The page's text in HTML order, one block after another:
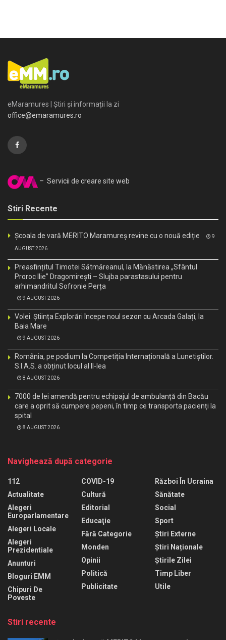
eMaramures | Știri și informații la zi
office@emaramures.ro
– Servicii de creare site web
Stiri Recente
Școala de vară MERITO Maramureș revine cu o nouă ediție 9
AUGUST 2026
Preasfințitul Timotei Sătmăreanul, la Mănăstirea „Sfântul
Proroc Ilie” Dragomirești – Slujba parastasului pentru
arhimandritul Sofronie Perța
9 AUGUST 2026
Volei. Știința Explorări începe noul sezon cu Arcada Galați, la
Baia Mare
9 AUGUST 2026
România, pe podium la Competiția Internațională a Lunetiștilor.
S.I.A.S. a obținut locul al II-lea
8 AUGUST 2026
7000 de lei amendă pentru echipajul de ambulanță din Bacău
care a oprit să cumpere pepeni, în timp ce transporta pacienți la
spital
8 AUGUST 2026
Navighează după categorie
112
Actualitate
Alegeri
Europarlamentare
Alegeri Locale
Alegeri
Prezidentiale
Anunturi
Bloguri EMM
Chipuri De
Poveste
COVID-19
Cultură
Editorial
Educaţie
Fără Categorie
Monden
Opinii
Politică
Publicitate
Război În Ucraina
Sănătate
Social
Sport
Știri Externe
Știri Naționale
Știrile Zilei
Timp Liber
Utile
Stiri recente